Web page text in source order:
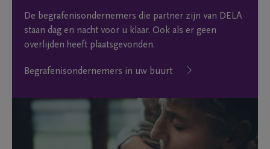
De begrafenisondernemers die partner zijn van DELA
staan dag en nacht voor u klaar. Ook als er geen
overlijden heeft plaatsgevonden.
Begrafenisondernemers in uw buurt